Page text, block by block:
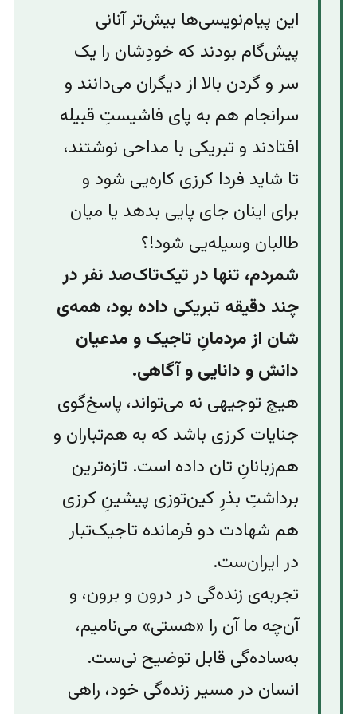
این پیام‌نویسی‌ها بیش‌تر آنانی
پیش‌گام بودند که خودِشان را یک
سر و گردن بالا از دیگران می‌دانند و
سرانجام هم به پای فاشیستِ قبیله
افتادند و تبریکی با مداحی نوشتند،‌
تا شاید فردا کرزی کاره‌یی شود و
برای اینان جای پایی بدهد یا میان
طالبان وسیله‌یی شود!؟
شمردم، تنها در تیک‌تاک‌صد نفر در
چند دقیقه تبریکی داده بود، همه‌ی
شان از مردمانِ تاجیک و مدعیان
دانش و دانایی و آگاهی.
هیچ توجیهی نه می‌تواند، پاسخ‌گوی
جنایات کرزی باشد که به هم‌تباران و
هم‌زبانانِ تان داده است. تازه‌ترین
برداشتِ بذرِ کین‌توزی پیشینِ کرزی
هم شهادت دو فرمانده تاجیک‌تبار
در ایران‌ست.
تجربه‌ی زنده‌گی در درون و برون، و
آن‌چه ما آن را «هستی» می‌نامیم،
به‌ساده‌گی قابل توضیح نی‌ست.
انسان در مسیر زنده‌گی خود، راهی